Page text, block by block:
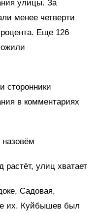
улицы. За
менее четверти
Еще 126
сторонники
в комментариях
улиц хватает
Садовая,
их. Куйбышев был